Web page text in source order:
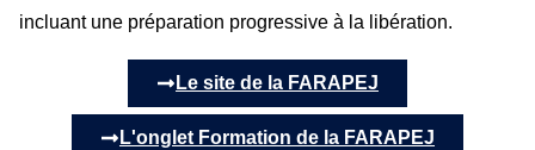
incluant une préparation progressive à la libération.
Le site de la FARAPEJ
L'onglet Formation de la FARAPEJ